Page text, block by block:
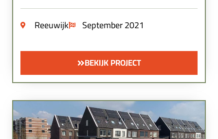
Reeuwijk September 2021
BEKIJK PROJECT